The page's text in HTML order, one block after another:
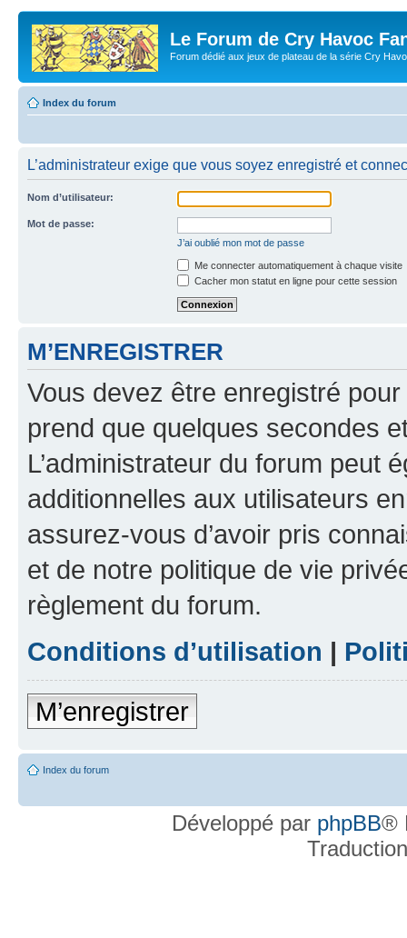
Le Forum de Cry Havoc
Forum dédié aux jeux de plateau de la série Cry
Index du forum
L’administrateur exige que vous soyez enregistré et
Nom d’utilisateur:
Mot de passe:
J’ai oublié mon mot de passe
Me connecter automatiquement à chaque visite
Cacher mon statut en ligne pour cette session
M’ENREGISTRER
Vous devez être enregistré
prend que quelques secondes
L’administrateur du forum peut
additionnelles aux utilisateurs
assurez-vous d’avoir pris
et de notre politique de vie
règlement du forum.
Conditions d’utilisation |
M’enregistrer
Index du forum
Développé par phpBB®